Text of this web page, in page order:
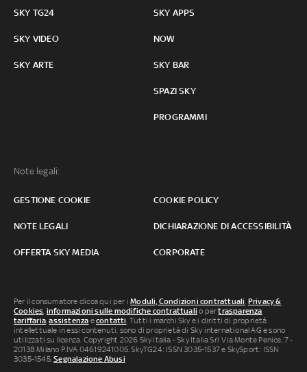
SKY TG24
SKY VIDEO
SKY ARTE
SKY APPS
NOW
SKY BAR
SPAZI SKY
PROGRAMMI
Note legali:
GESTIONE COOKIE COOKIE POLICY
NOTE LEGALI DICHIARAZIONE DI ACCESSIBILITÀ
OFFERTA SKY MEDIA CORPORATE
Per il consumatore clicca qui per iModuli, Condizioni contrattuali, Privacy &
Cookies, informazioni sulle modifiche contrattuali o pertrasparenza
tariffaria,assistenza econtatti. Tutti i marchi Sky e i diritti di proprietà
intellettuale in essi contenuti, sono di proprietà di Sky international AG e sono
utilizzati su licenza. Copyright 2026 Sky Italia - Sky Italia Srl Via Monte Penice, 7 -
20138 Milano P.IVA 04619241005. SkyTG24: ISSN 3035-1537 e SkySport: ISSN
3035-1545.Segnalazione Abusi